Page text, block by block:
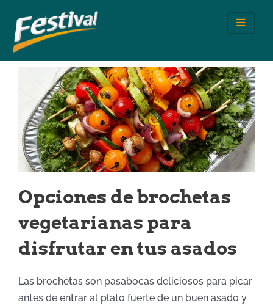
contenido
Opciones de brochetas
vegetarianas para
disfrutar en tus asados
Las brochetas son pasabocas deliciosos para picar
antes de entrar al plato fuerte de un buen asado y